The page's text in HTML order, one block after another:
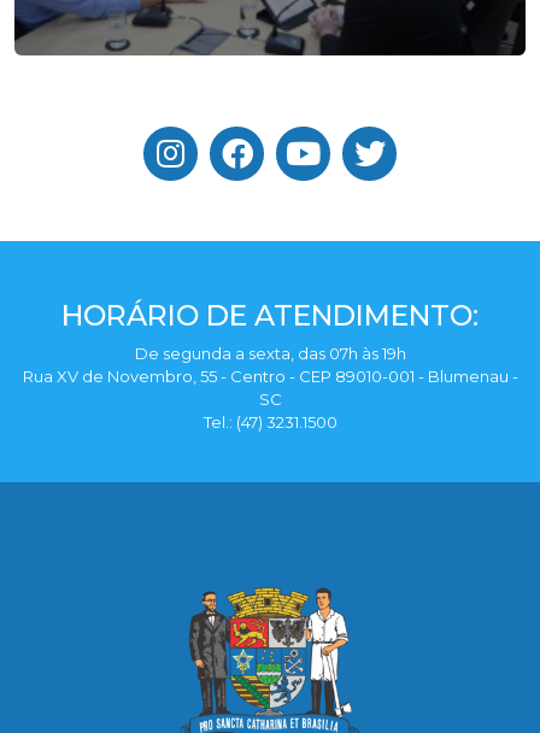
HORÁRIO DE ATENDIMENTO:
De segunda a sexta, das 07h às 19h
Rua XV de Novembro, 55 - Centro - CEP 89010-001 - Blumenau -
SC
Tel.: (47) 3231.1500